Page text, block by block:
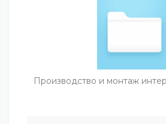
Производство и монтаж